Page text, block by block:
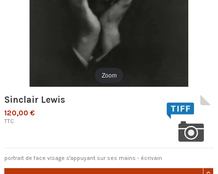
Zoom
Sinclair Lewis
120,00 €
TTC
portrait de face visage s'appuyant sur ses mains - écrivain